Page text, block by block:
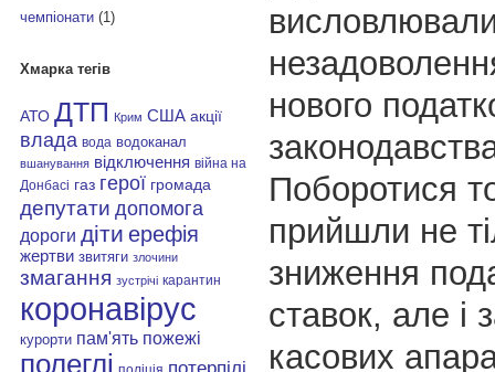
чемпіонати(1)
Хмарка тегів
АТО ДТП Крим США акції
влада вода водоканал
вшанування відключення війна на
Донбасі газ герої громада
депутати допомога
дороги діти ерефія
жертви звитяги злочини
змагання зустрічі карантин
коронавірус
курорти пам'ять пожежі
полеглі поліція
нового
Поборотися
прийшли не
зниження
ставок, але і
касових